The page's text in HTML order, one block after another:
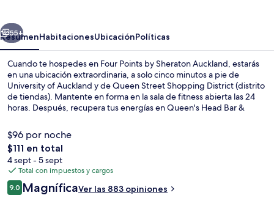
Auckland
Siguiente
55+
ResumenHabitacionesUbicaciónPolíticas
Cuando te hospedes en Four Points by Sheraton Auckland, estarás
en una ubicación extraordinaria, a solo cinco minutos a pie de
University of Auckland y de Queen Street Shopping District (distrito
de tiendas). Mantente en forma en la sala de fitness abierta las 24
horas. Después, recupera tus energías en Queen's Head Bar &
internacional, y está disponible para desayunos, comidas y cenas.
Otros aspectos a destacar de este hotel de lujo son su bar o lounge
y su jardín. El personal amable y la ubicación reciben muy buenas
calificaciones de otros visitantes.
$96 por noche
El
precio
total
es
de
$111 en total
4 sept - 5 sept
Total con impuestos y cargos
Opiniones
9.09.0 de 10,
MagníficaVer las 883 opiniones